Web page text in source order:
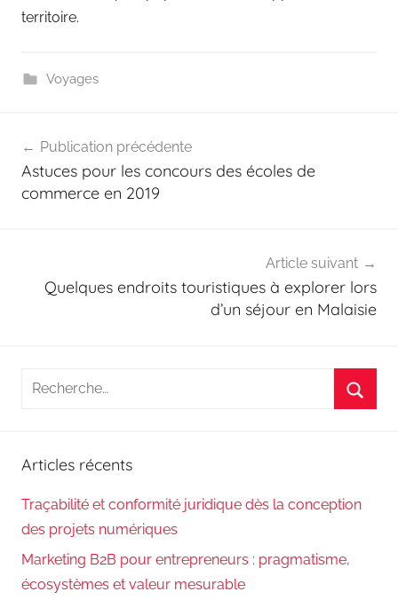
territoire.
Voyages
de
l’article
Publication précédente
Astuces pour les concours des écoles de
commerce en 2019
Article suivant
Quelques endroits touristiques à explorer lors
d’un séjour en Malaisie
Recherche
Articles récents
Traçabilité et conformité juridique dès la conception
des projets numériques
Marketing B2B pour entrepreneurs : pragmatisme,
écosystèmes et valeur mesurable